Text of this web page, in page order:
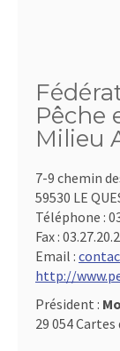
Pêche
Milieu
7-9 chemin
59530 LE
Téléphone :
Fax :
Email :
http://
Président :
29 054 Cartes